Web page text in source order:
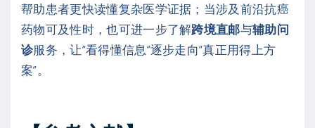
帮助患者更快读懂复杂医学证据；当涉及前沿抗癌
药物可及性时，也可进一步了解跨境直邮与辅助问
诊服务，让“看得懂信息”逐步走向“真正用得上方
案”。